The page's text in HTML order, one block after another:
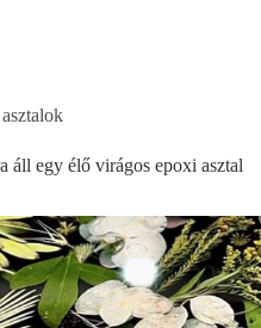
áll egy élő virágos epoxi asztal